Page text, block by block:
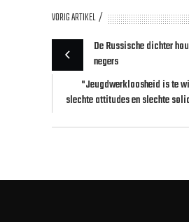
VORIG ARTIKEL
De Russische dichter
negers
"Jeugdwerkloosheid is te
slechte attitudes en slechte